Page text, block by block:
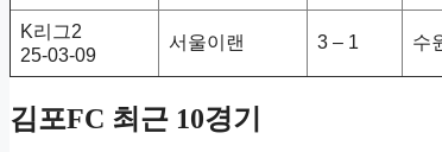
K리그2
25-03-09
서울이랜 3 – 1 수
김포FC 최근 10경기